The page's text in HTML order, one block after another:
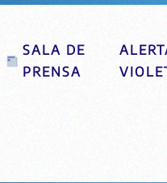
SALA DE
PRENSA